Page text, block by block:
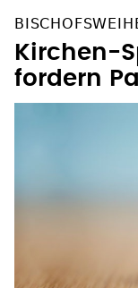
Kirchen-
fordern